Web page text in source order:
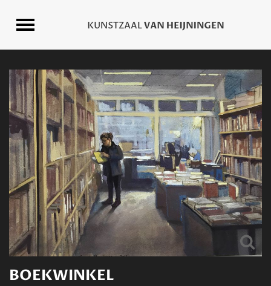
BOEKWINKEL